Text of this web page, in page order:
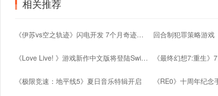
相关推荐
《伊苏vs空之轨迹》闪电开发 7个月奇迹诞生
《Love Live! 》游戏新作中文版将登陆Switch
《极限竞速：地平线5》夏日音乐特辑开启